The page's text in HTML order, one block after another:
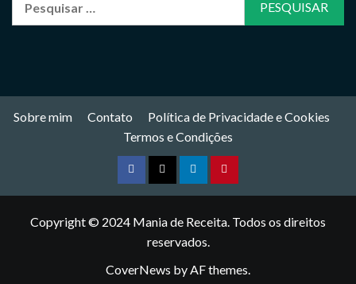
Sobre mim Contato
Política de Privacidade e Cookies
Termos e Condições
FacebookTwitterLinkedinPinterest
Copyright © 2024 Mania de Receita. Todos os direitos
reservados.
CoverNews by AF themes.